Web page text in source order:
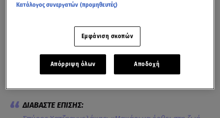
Δείτε το σχετικό ρεπορτάζ από το Κεντρικό Δελτίο Ειδήσεων του Star
Ως μια «αποτυχημένη εφηβική φάρσα» χαρακτήρισε ο
Σπύρος Χατζηαγγελάκης τα όσα συνέβησαν στο θέατρο
Κατάλογος συνεργατών (προμηθευτές)
Εμφάνιση σκοπών
Απόρριψη όλων Αποδοχή